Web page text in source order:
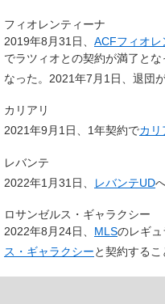
フィオレンティーナ
2019年8月31日、 ACFフィオレ
でラツィオとの契約が満了と
なった。2021年7月1日、退団
カリアリ
2021年9月1日、1年契約でカリ
レバンテ
2022年1月31日、
レバンテUD
ロサンゼルス・ギャラクシー
2022年8月24日、 MLSのレギ
ス・ギャラクシーと契約する